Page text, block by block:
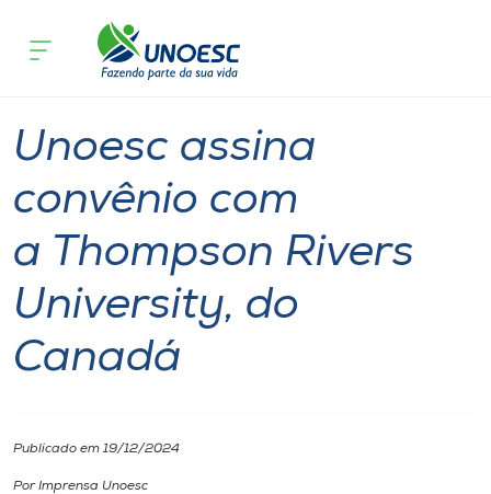
Cursos
Atendimento ao Estudante
Portal de Ensino
Internacionalização
Unoesc assina
convênio com
a Thompson Rivers
University, do
Canadá
Publicado em 19/12/2024
Por Imprensa Unoesc